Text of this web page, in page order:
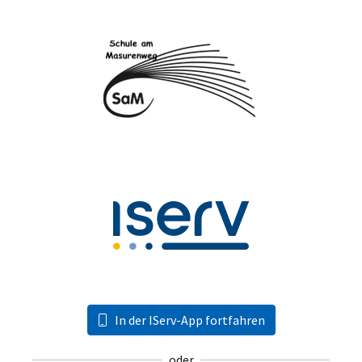
In der IServ-App fortfahren